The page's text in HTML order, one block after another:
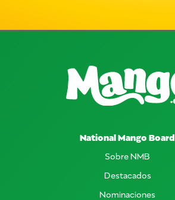
National Mango Board
Sobre NMB
Destacados
Nominaciones